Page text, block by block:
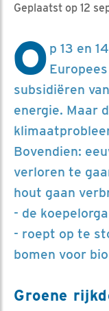
Geplaatst op 12
O p 13 en
subsidiëren
energie. Maar
Bovendien:
verloren te
hout gaan
- de
- roept op te
bomen voor
Groene